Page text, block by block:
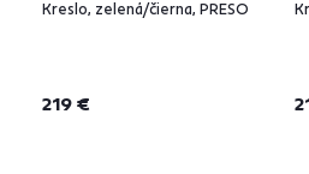
Kreslo, zelená/čierna, PRESO
219 €